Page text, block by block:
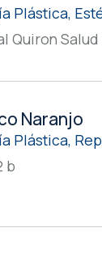
Plástica,
Quiron
Naranjo
Plástica,
b